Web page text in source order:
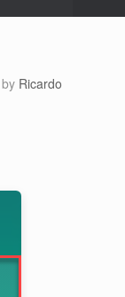
by Ricardo